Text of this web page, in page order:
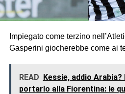
Impiegato come terzino
Gasperini giocherebbe come ai
READ Kessie, addio
portarlo alla Fiorentina: le